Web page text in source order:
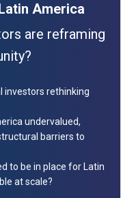
America
are reframing
investors rethinking
undervalued,
barriers to
to be in place for Latin
at scale?